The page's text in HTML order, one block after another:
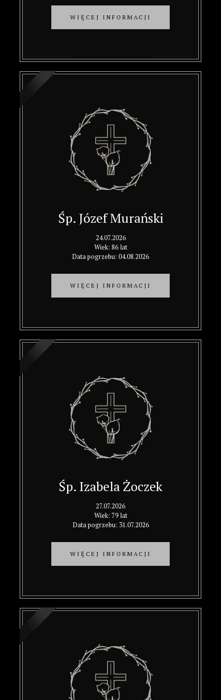
WIĘCEJ INFORMACJI
Śp. Józef Murański
24.07.2026
Wiek: 86 lat
Data pogrzebu: 04.08.2026
WIĘCEJ INFORMACJI
Śp. Izabela Żoczek
27.07.2026
Wiek: 79 lat
Data pogrzebu: 31.07.2026
WIĘCEJ INFORMACJI